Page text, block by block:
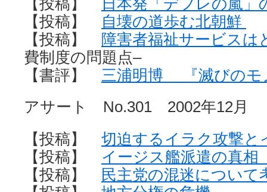
【投稿】
日本発「デフレの嵐」
【投稿】
自壊の道歩む北朝鮮
【投稿】
障害者福祉サービスは
費制度の問題点–
【書評】 三浦明博 『滅びのモ
アサート No.301 2002年12月
【投稿】 切迫するイラク攻撃と
【投稿】 イージス艦派遣の真
【投稿】
民主党の混迷について